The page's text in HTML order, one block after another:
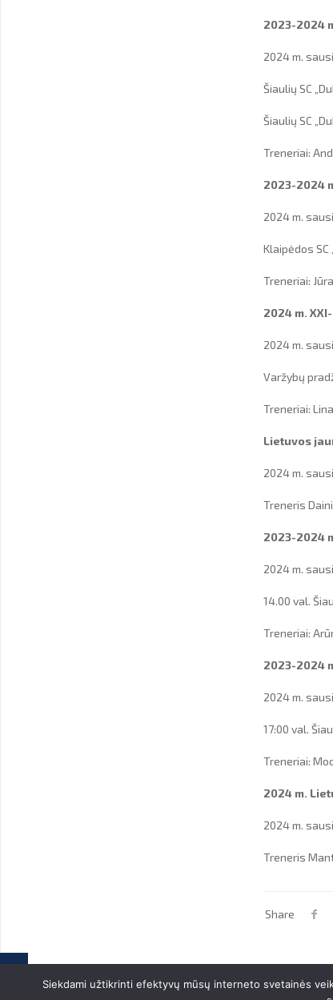
2023-2024
2024 m.
Šiaulių SC
Šiaulių SC
Treneriai:
2023-2024
2024 m.
Klaipėdos SC
Treneriai:
2024 m.
2024 m.
Varžybų
Treneriai:
Lietuvos
2024 m.
Treneris
2023-2024
2024 m.
14.00 val.
Treneriai:
2023-2024
2024 m.
17:00 val.
Treneriai:
2024 m.
2024 m.
Treneris
Share
Siekdami užtikrinti efektyvų mūsų interneto svetainės